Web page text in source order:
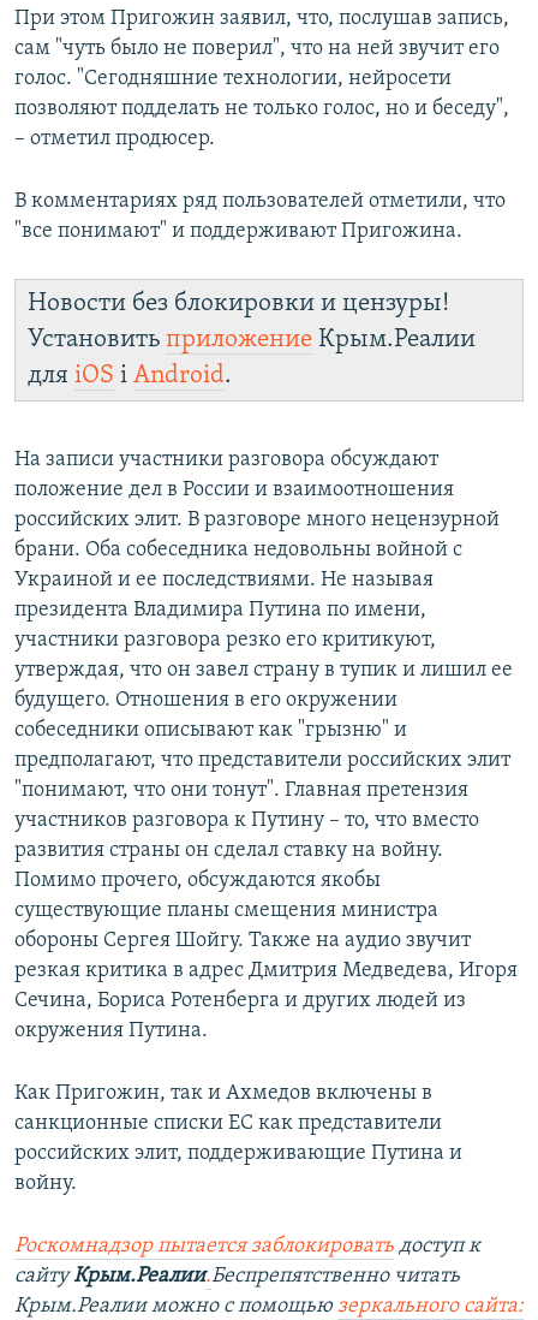
При этом Пригожин заявил, что, послушав запись,
сам "чуть было не поверил", что на ней звучит его
голос. "Сегодняшние технологии, нейросети
позволяют подделать не только голос, но и беседу",
– отметил продюсер.
В комментариях ряд пользователей отметили, что
"все понимают" и поддерживают Пригожина.
Новости без блокировки и цензуры!
Установить приложение Крым.Реалии
для iOS і Android.
На записи участники разговора обсуждают
положение дел в России и взаимоотношения
российских элит. В разговоре много нецензурной
брани. Оба собеседника недовольны войной с
Украиной и ее последствиями. Не называя
президента Владимира Путина по имени,
участники разговора резко его критикуют,
утверждая, что он завел страну в тупик и лишил ее
будущего. Отношения в его окружении
собеседники описывают как "грызню" и
предполагают, что представители российских элит
"понимают, что они тонут". Главная претензия
участников разговора к Путину – то, что вместо
развития страны он сделал ставку на войну.
Помимо прочего, обсуждаются якобы
существующие планы смещения министра
обороны Сергея Шойгу. Также на аудио звучит
резкая критика в адрес Дмитрия Медведева, Игоря
Сечина, Бориса Ротенберга и других людей из
окружения Путина.
Как Пригожин, так и Ахмедов включены в
санкционные списки ЕС как представители
российских элит, поддерживающие Путина и
войну.
Роскомнадзор пытается заблокировать доступ к
сайтуКрым.Реалии.Беспрепятственно читать
Крым.Реалии можно с помощью зеркального сайта: